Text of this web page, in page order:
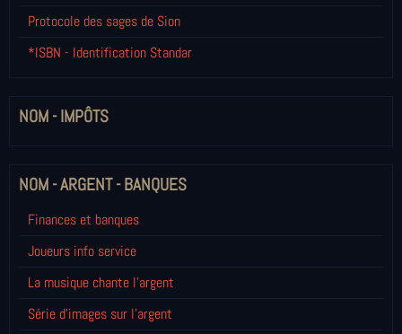
Protocole des sages de Sion
*ISBN - Identification Standar
NOM - IMPÔTS
NOM - ARGENT - BANQUES
Finances et banques
Joueurs info service
La musique chante l'argent
Série d'images sur l'argent